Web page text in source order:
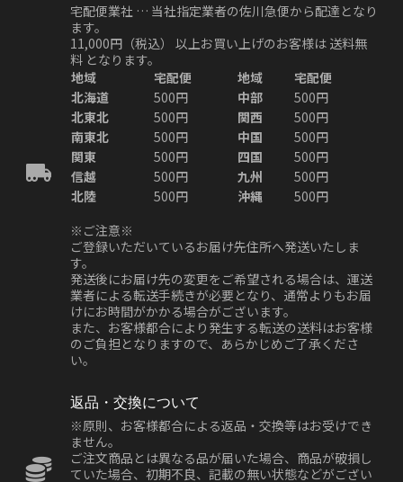
宅配便業社 … 当社指定業者の佐川急便から配達となり
ます。
11,000円（税込）
以上お買い上げのお客様は 送料無
料 となります。
地域
宅配便 地域
宅配便
北海道
500円 中部
500円
北東北
500円 関西
500円
南東北
500円 中国
500円
関東
500円 四国
500円
信越
500円 九州
500円
北陸
500円 沖縄
500円
※ご注意※
ご登録いただいているお届け先住所へ発送いたしま
す。
発送後にお届け先の変更をご希望される場合は、運送
業者による転送手続きが必要となり、通常よりもお届
けにお時間がかかる場合がございます。
また、お客様都合により発生する転送の送料はお客様
のご負担となりますので、あらかじめご了承くださ
い。
返品・交換について
※原則、お客様都合による返品・交換等はお受けでき
ません。
ご注文商品とは異なる品が届いた場合、商品が破損し
ていた場合、初期不良、記載の無い状態などがござい